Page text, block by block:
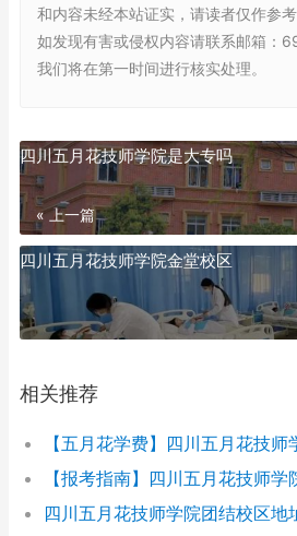
和内容未经本站证实，请读者仅作参
如发现有害或侵权内容请联系邮箱：
我们将在第一时间进行核实处理。
四川五月花技师学院是大专吗
« 上一篇
四川五月花技师学院金堂校区
相关推荐